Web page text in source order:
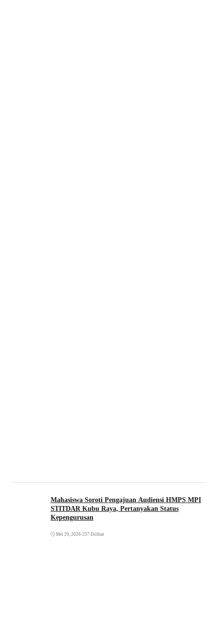
Mahasiswa Soroti Pengajuan Audiensi HMPS MPI
STITDAR Kubu Raya, Pertanyakan Status
Kepengurusan
Mei 29, 2026•237 Dilihat